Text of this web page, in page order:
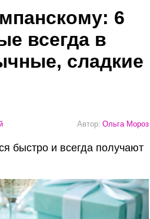
6
всегда в
сладкие
Автор: Ольга Мороз
быстро и всегда получают